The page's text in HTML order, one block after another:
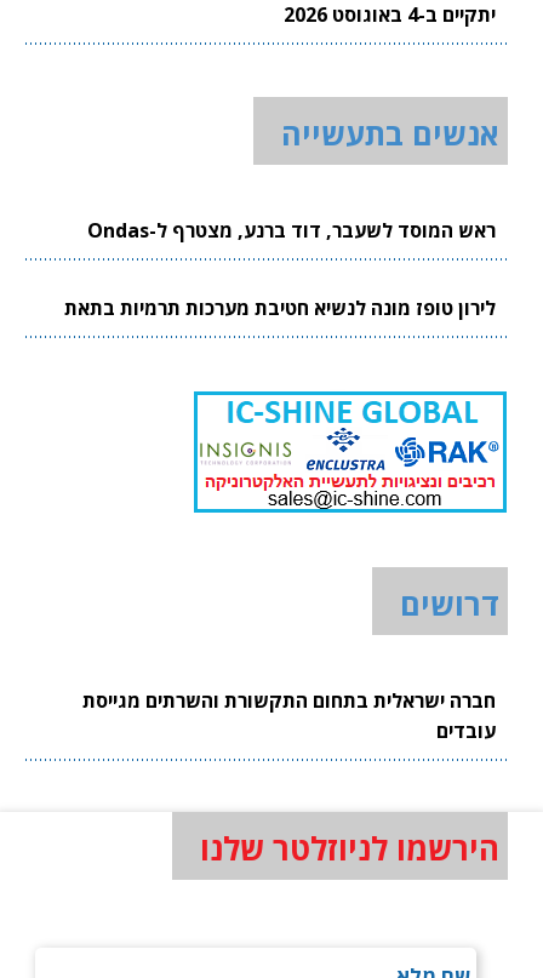
יתקיים ב-4 באוגוסט 2026
אנשים בתעשייה
ראש המוסד לשעבר, דוד ברנע, מצטרף ל-Ondas
לירון טופז מונה לנשיא חטיבת מערכות תרמיות בתאת
דרושים
חברה ישראלית בתחום התקשורת והשרתים מגייסת
עובדים
הירשמו לניוזלטר שלנו